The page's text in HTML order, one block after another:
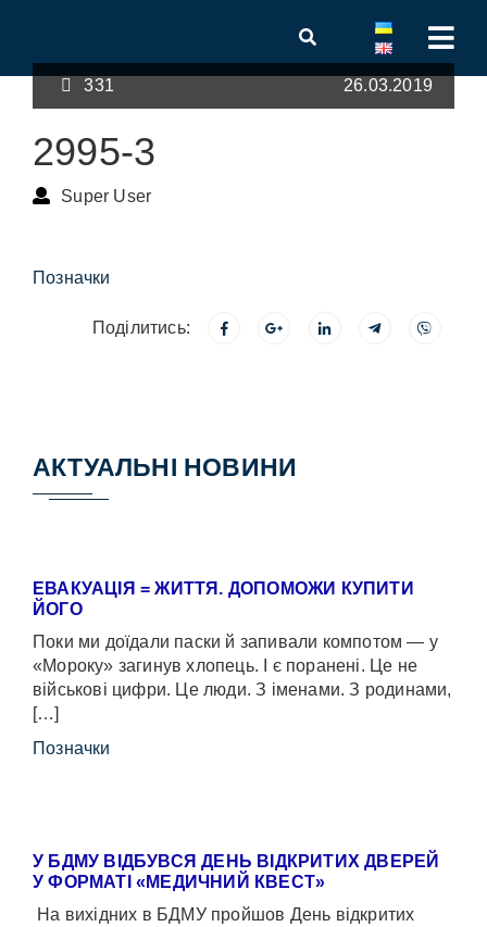
331 26.03.2019
2995-3
Super User
Позначки
Поділитись:
АКТУАЛЬНІ НОВИНИ
ЕВАКУАЦІЯ = ЖИТТЯ. ДОПОМОЖИ КУПИТИ
ЙОГО
Поки ми доїдали паски й запивали компотом — у
«Мороку» загинув хлопець. І є поранені. Це не
військові цифри. Це люди. З іменами. З родинами,
[…]
Позначки
У БДМУ ВІДБУВСЯ ДЕНЬ ВІДКРИТИХ ДВЕРЕЙ
У ФОРМАТІ «МЕДИЧНИЙ КВЕСТ»
На вихідних в БДМУ пройшов День відкритих